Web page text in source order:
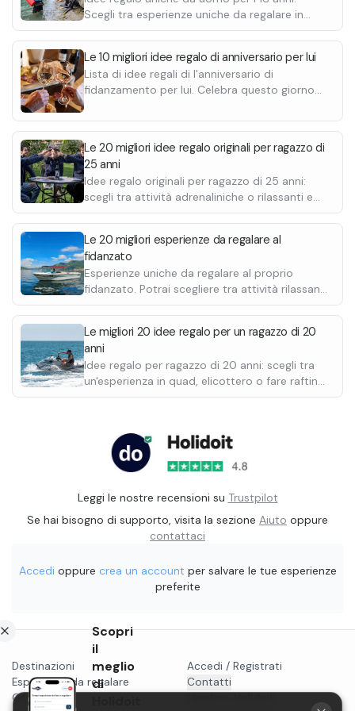
benzina e assistenza, garantendo sicurezza e comfort.
Esperti locali guidano i percorsi, condividendo conoscenze e
storie della zona con gli ospiti.
Scegli tra esperienze uniche da regalare in
tutta Italia.
Le 10 migliori idee regalo di anniversario per lui
Lista di idee regali di l'anniversario di
fidanzamento per lui. Celebra questo giorno
indimenticabile e personalizzala con un
Le 20 migliori idee regalo originali per ragazzo di
25 anni
Idee regalo originali per ragazzo di 25 anni:
scegli tra attività adrenaliniche o rilassanti e
regalagli un'esperienza indimenticabile.
Le 20 migliori esperienze da regalare al
fidanzato
Esperienze uniche da regalare al proprio
fidanzato. Potrai scegliere tra attività rilassanti
come una degustazione o attività più
motoslitta.
Le migliori 20 idee regalo per un ragazzo di 20
anni
Idee regalo per ragazzo di 20 anni: scegli tra
un'esperienza in quad, elicottero o fare rafting
e regala una giornata speciale.
Leggi le nostre recensioni su Trustpilot
Se hai bisogno di supporto, visita la sezione Aiuto oppure
contattaci
Accedi oppure crea un account per salvare le tue esperienze
preferite
Destinazioni
Esperienze da regalare
Gift card
Accedi / Registrati
Contatti
Scopri
il
meglio
di